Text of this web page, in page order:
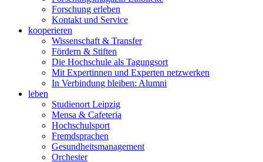
Forschung erleben
Kontakt und Service
kooperieren
Wissenschaft & Transfer
Fördern & Stiften
Die Hochschule als Tagungsort
Mit Expertinnen und Experten netzwerken
In Verbindung bleiben: Alumni
leben
Studienort Leipzig
Mensa & Cafeteria
Hochschulsport
Fremdsprachen
Gesundheitsmanagement
Orchester